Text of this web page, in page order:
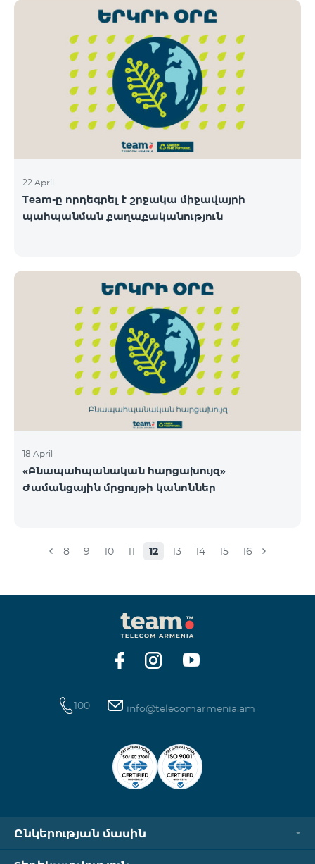
22 April
Team-ը որդեգրել է շրջակա միջավայրի
պահպանման քաղաքականություն
18 April
«Բնապահպանական հարցախույզ»
Ժամանցային մրցույթի կանոններ
8 9 10 11 12 13 14 15 16
100 info@telecomarmenia.am
Ընկերության մասին